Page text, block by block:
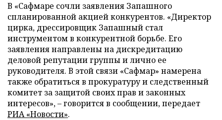
В «Сафмаре сочли заявления Запашного
спланированной акцией конкурентов. «Директор
цирка, дрессировщик Запашный стал
инструментом в конкурентной борьбе. Его
заявления направлены на дискредитацию
деловой репутации группы и лично ее
руководителя. В этой связи «Сафмар» намерена
также обратиться в прокуратуру и следственный
комитет за защитой своих прав и законных
интересов», – говорится в сообщении, передает
РИА «Новости».